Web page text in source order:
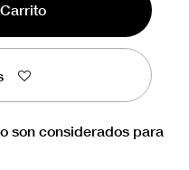
son considerados para